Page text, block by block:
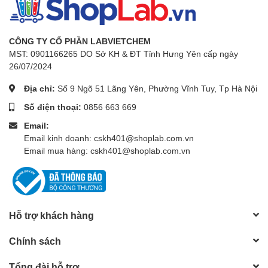
CÔNG TY CỔ PHẦN LABVIETCHEM
MST: 0901166265 DO Sở KH & ĐT Tỉnh Hưng Yên cấp ngày
26/07/2024
Địa chỉ: Số 9 Ngõ 51 Lãng Yên, Phường Vĩnh Tuy, Tp Hà Nội
Số điện thoại: 0856 663 669
Email:
Email kinh doanh: cskh401@shoplab.com.vn
Email mua hàng: cskh401@shoplab.com.vn
Hỗ trợ khách hàng
Chính sách